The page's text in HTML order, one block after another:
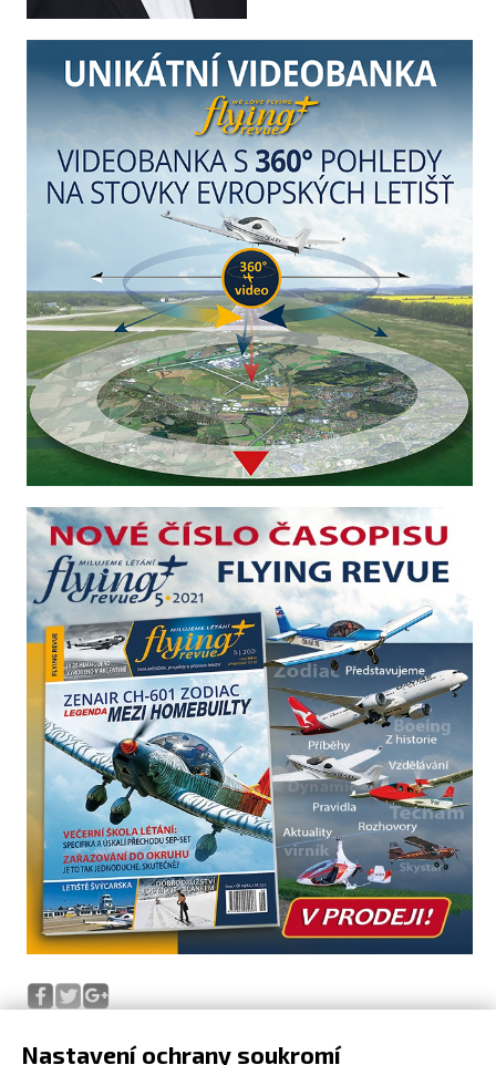
Co si přečtete v tištěné Flying Revue
Nastavení ochrany soukromí